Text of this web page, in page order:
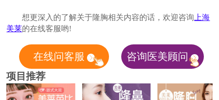
想更深入的了解关于隆胸相关内容的话，欢迎咨询 上海
美莱的在线客服哟!
在线问客服 咨询医美顾问
项目推荐